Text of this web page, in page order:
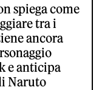
spiega come
tra i
ancora
e anticipa
Naruto